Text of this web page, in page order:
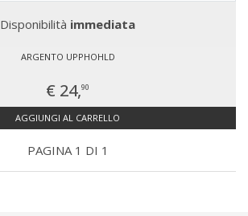
Disponibilità immediata
ARGENTO UPPHOHLD
€ 24,90
AGGIUNGI AL CARRELLO
PAGINA 1 DI 1